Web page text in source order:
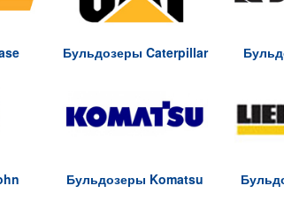
Бульдозеры Caterpillar
Бульдозеры Komatsu